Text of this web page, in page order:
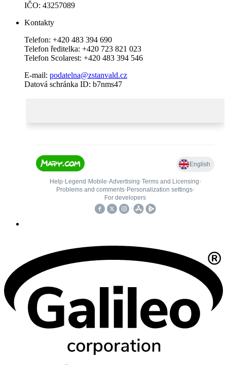
IČO: 43257089
Kontakty
Telefon: +420 483 394 690
Telefon ředitelka: +420 723 821 023
Telefon Scolarest: +420 483 394 546
E-mail: podatelna@zstanvald.cz
Datová schránka ID: b7nms47